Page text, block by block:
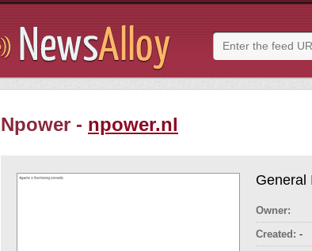
Npower - npower.nl
General
Owner:
Created: -